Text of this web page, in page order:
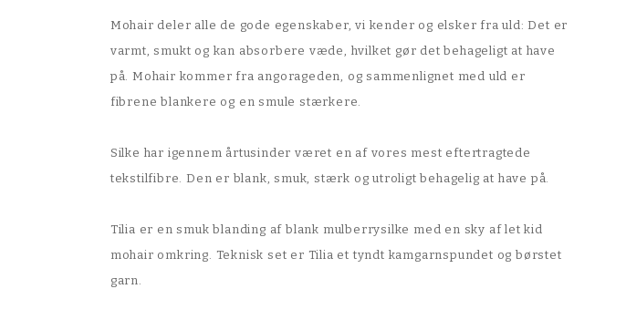
Mohair deler alle de gode egenskaber, vi kender og elsker fra uld: Det er
varmt, smukt og kan absorbere væde, hvilket gør det behageligt at have
på. Mohair kommer fra angorageden, og sammenlignet med uld er
fibrene blankere og en smule stærkere.
Silke har igennem årtusinder været en af vores mest eftertragtede
tekstilfibre. Den er blank, smuk, stærk og utroligt behagelig at have på.
Tilia er en smuk blanding af blank mulberrysilke med en sky af let kid
mohair omkring. Teknisk set er Tilia et tyndt kamgarnspundet og børstet
garn.